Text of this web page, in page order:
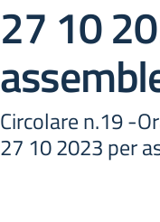
27 10
Circolare n.19 -
27 10 2023 per